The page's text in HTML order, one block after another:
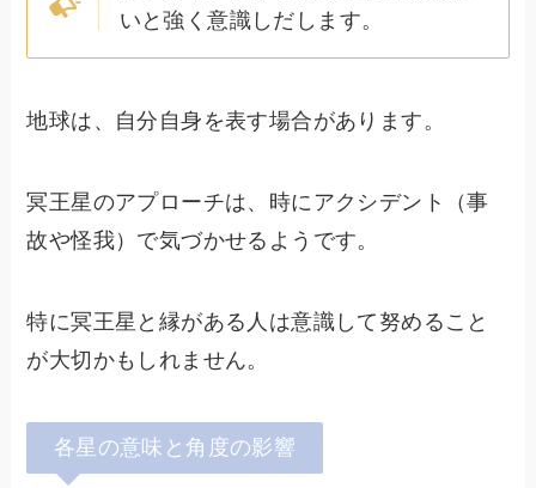
いと強く意識しだします。
地球は、自分自身を表す場合があります。
冥王星のアプローチは、時にアクシデント（事
故や怪我）で気づかせるようです。
特に冥王星と縁がある人は意識して努めること
が大切かもしれません。
各星の意味と角度の影響